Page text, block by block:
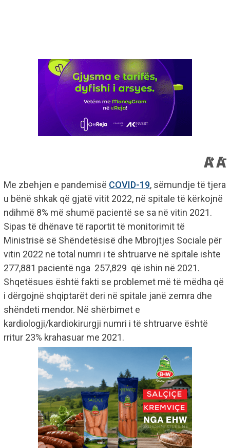
Me zbehjen e pandemisë COVID-19, sëmundje të tjera
u bënë shkak që gjatë vitit 2022, në spitale të kërkojnë
ndihmë 8% më shumë pacientë se sa në vitin 2021.
Sipas të dhënave të raportit të monitorimit të
Ministrisë së Shëndetësisë dhe Mbrojtjes Sociale për
vitin 2022 në total numri i të shtruarve në spitale ishte
277,881 pacientë nga 257,829 që ishin në 2021.
Shqetësues është fakti se problemet më të mëdha që
i dërgojnë shqiptarët deri në spitale janë zemra dhe
shëndeti mendor. Në shërbimet e
kardiologji/kardiokirurgji numri i të shtruarve është
rritur 23% krahasuar me 2021.